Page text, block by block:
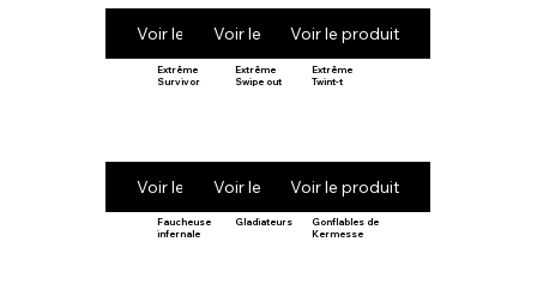
Voir le produitVoir le produitVoir le produit
Extrême
Survivor
Voir le produit
Extrême
Swipe out
Voir le produit
Extrême
Twint-t
Voir le produit
Faucheuse
infernale
Gladiateurs
Gonflables de
Kermesse